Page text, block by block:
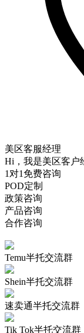
美区客服经理
Hi，我是美区客户
1对1免费咨询
POD定制
政策咨询
产品咨询
合作咨询
Temu半托交流群
Shein半托交流群
速卖通半托交流群
Tik Tok半托交流群